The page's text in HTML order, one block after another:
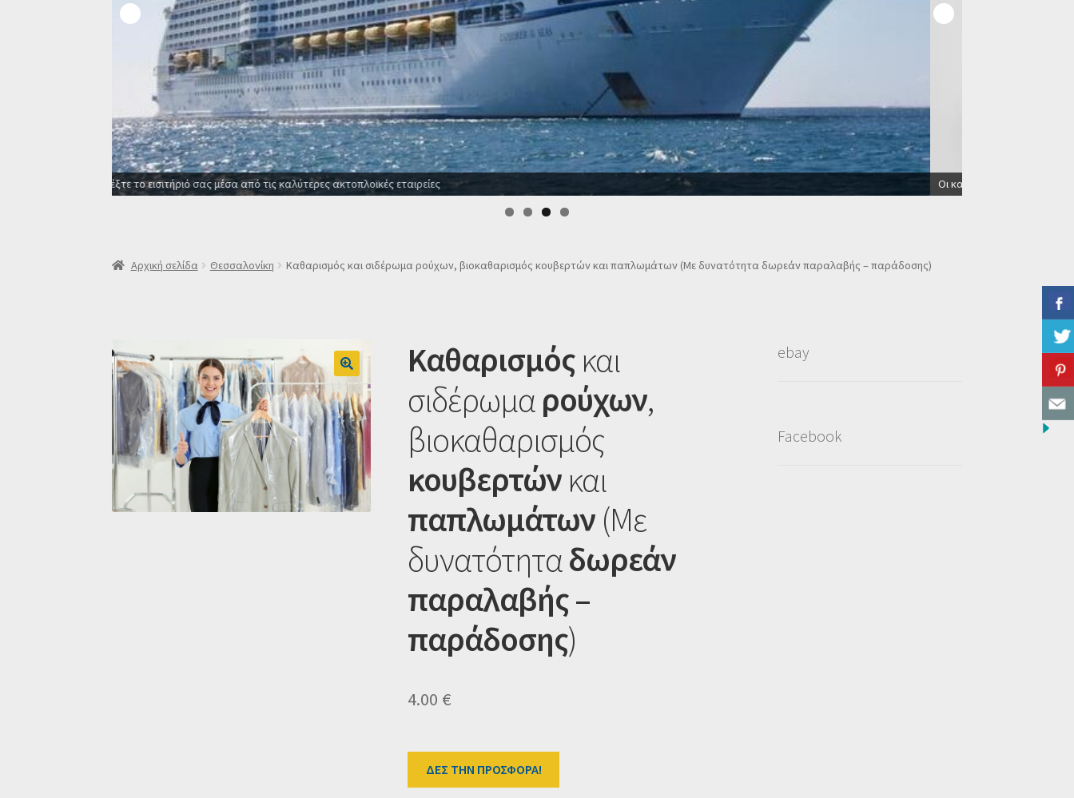
Οι καλύτερες προσφορές σε ξενοδοχεία για όλο το χρόνο
Αρχική σελίδα Θεσσαλονίκη Καθαρισμός και σιδέρωμα ρούχων, βιοκαθαρισμός κουβερτών και παπλωμάτων (Με δυνατότητα δωρεάν παραλαβής – παράδοσης)
Καθαρισμόςκαι
σιδέρωμαρούχων,
βιοκαθαρισμός
κουβερτώνκαι
παπλωμάτων (Με
δυνατότηταδωρεάν
παραλαβής –
παράδοσης)
4.00 €
ΔΕΣ ΤΗΝ ΠΡΟΣΦΟΡΑ!
ebay
Facebook